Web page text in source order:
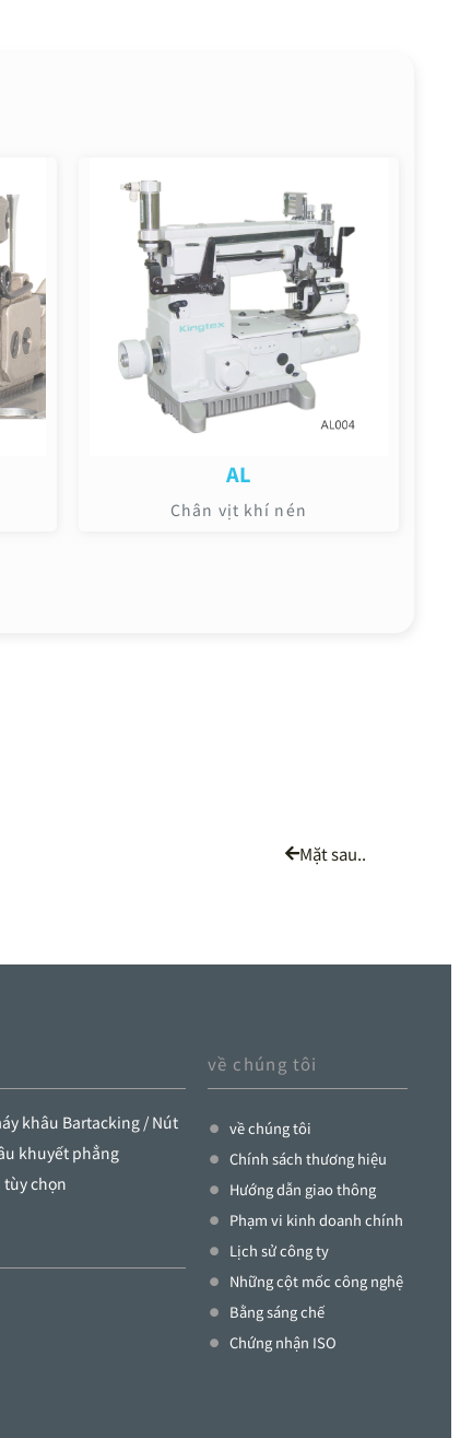
AL
Chân vịt khí nén
Mặt sau..
khâu Bartacking / Nút
khuyết phẳng
chọn
về chúng tôi
về chúng tôi
Chính sách thương hiệu
Hướng dẫn giao thông
Phạm vi kinh doanh chính
Lịch sử công ty
Những cột mốc công nghệ
Bằng sáng chế
Chứng nhận ISO